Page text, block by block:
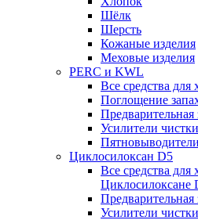
Шёлк
Шерсть
Кожаные изделия
Меховые изделия
PERC и KWL
Все средства
Поглощение
Предварительная
Усилители чистки
Пятновыводители
Циклосилоксан D5
Все средства для
Циклосилоксане
Предварительная
Усилители чистки